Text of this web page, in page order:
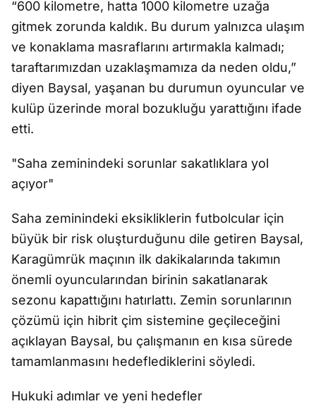
“600 kilometre, hatta 1000 kilometre uzağa
gitmek zorunda kaldık. Bu durum yalnızca ulaşım
ve konaklama masraflarını artırmakla kalmadı;
taraftarımızdan uzaklaşmamıza da neden oldu,”
diyen Baysal, yaşanan bu durumun oyuncular ve
kulüp üzerinde moral bozukluğu yarattığını ifade
etti.
"Saha zeminindeki sorunlar sakatlıklara yol
açıyor"
Saha zeminindeki eksikliklerin futbolcular için
büyük bir risk oluşturduğunu dile getiren Baysal,
Karagümrük maçının ilk dakikalarında takımın
önemli oyuncularından birinin sakatlanarak
sezonu kapattığını hatırlattı. Zemin sorunlarının
çözümü için hibrit çim sistemine geçileceğini
açıklayan Baysal, bu çalışmanın en kısa sürede
tamamlanmasını hedeflediklerini söyledi.
Hukuki adımlar ve yeni hedefler